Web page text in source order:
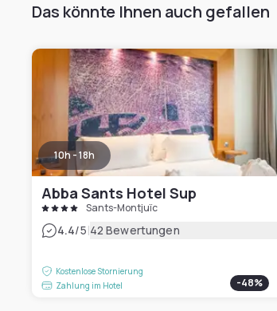
Das könnte Ihnen auch gefallen
10h - 18h
Abba Sants Hotel Sup
Sants-Montjuïc
4.4/5|42 Bewertungen
Kostenlose Stornierung
Zahlung im Hotel
-48%